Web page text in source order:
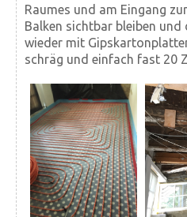
Raumes und am Eingang
Balken sichtbar bleiben und
wieder mit
schräg und einfach fast 20